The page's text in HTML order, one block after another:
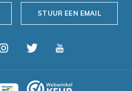
STUUR EEN EMAIL